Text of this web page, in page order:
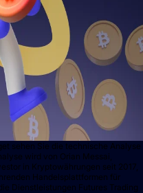
sehen Sie die technische Analyse
wird von Orian Messai,
in Kryptowährungen seit 2017,
Handelsplattformen für
Dienstleistungen Futures Trading